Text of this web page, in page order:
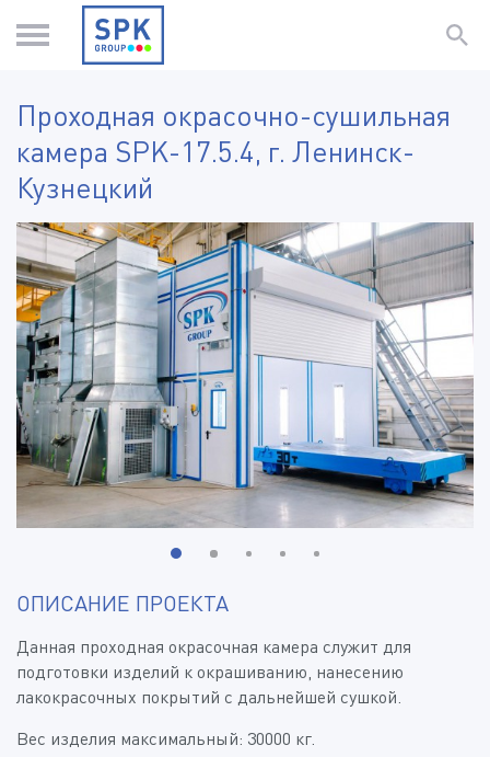
Проходная окрасочно-сушильная
камера SPK-17.5.4, г. Ленинск-
Кузнецкий
ОПИСАНИЕ ПРОЕКТА
Данная проходная окрасочная камера служит для
подготовки изделий к окрашиванию, нанесению
лакокрасочных покрытий с дальнейшей сушкой.
Вес изделия максимальный: 30000 кг.